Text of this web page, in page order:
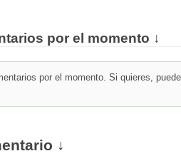
por el momento ↓
por el momento. Si quieres,
↓